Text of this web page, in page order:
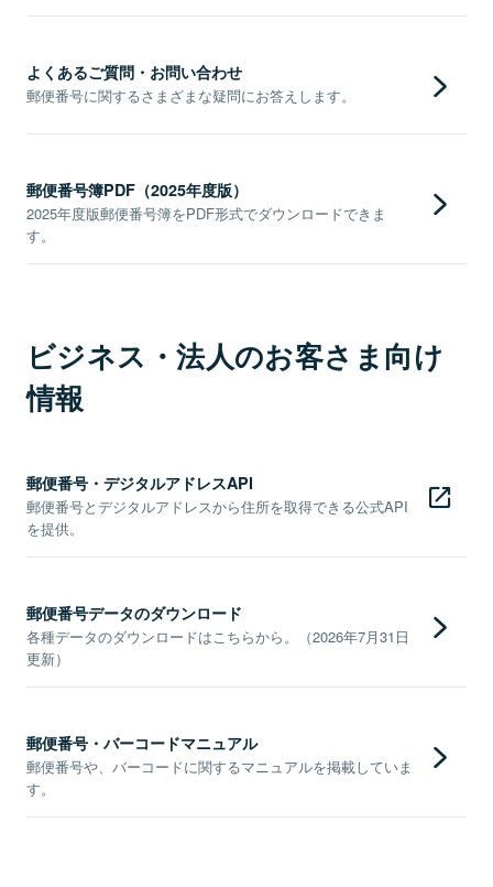
よくあるご質問・お問い合わせ
郵便番号に関するさまざまな疑問にお答えします。
郵便番号簿PDF（2025年度版）
2025年度版郵便番号簿をPDF形式でダウンロードできま
す。
ビジネス・法人のお客さま向け
情報
郵便番号・デジタルアドレスAPI
郵便番号とデジタルアドレスから住所を取得できる公式API
を提供。
郵便番号データのダウンロード
各種データのダウンロードはこちらから。（2026年7月31日
更新）
郵便番号・バーコードマニュアル
郵便番号や、バーコードに関するマニュアルを掲載していま
す。